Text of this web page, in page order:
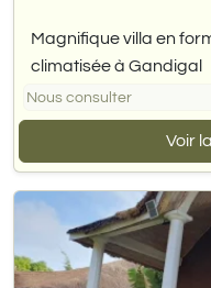
Magnifique villa en
climatisée à Gandigal
Nous consulter
Voir